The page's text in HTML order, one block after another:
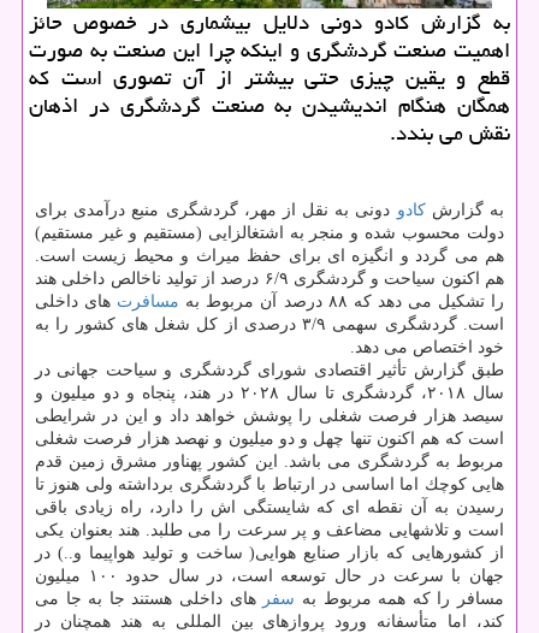
به گزارش كادو دونی دلایل بیشماری در خصوص حائز
اهمیت صنعت گردشگری و اینكه چرا این صنعت به صورت
قطع و یقین چیزی حتی بیشتر از آن تصوری است كه
همگان هنگام اندیشیدن به صنعت گردشگری در اذهان
نقش می بندد.
به گزارشكادو دونی به نقل از مهر، گردشگری منبع درآمدی برای
دولت محسوب شده و منجر به اشتغالزایی (مستقیم و غیر مستقیم)
هم می گردد و انگیزه ای برای حفظ میراث و محیط زیست است.
هم اكنون سیاحت و گردشگری ۶/۹ درصد از تولید ناخالص داخلی هند
را تشكیل می دهد كه ۸۸ درصد آن مربوط به
مسافرت های داخلی
است. گردشگری سهمی ۳/۹ درصدی از كل شغل های كشور را به
خود اختصاص می دهد.
طبق گزارش تأثیر اقتصادی شورای گردشگری و سیاحت جهانی در
سال ۲۰۱۸، گردشگری تا سال ۲۰۲۸ در هند، پنجاه و دو میلیون و
سیصد هزار فرصت شغلی را پوشش خواهد داد و این در شرایطی
است كه هم اكنون تنها چهل و دو میلیون و نهصد هزار فرصت شغلی
مربوط به گردشگری می باشد. این كشور پهناور مشرق زمین قدم
هایی كوچك اما اساسی در ارتباط با گردشگری برداشته ولی هنوز تا
رسیدن به آن نقطه ای كه شایستگی اش را دارد، راه زیادی باقی
است و تلاشهایی مضاعف و پر سرعت را می طلبد. هند بعنوان یكی
از كشورهایی كه بازار صنایع هوایی( ساخت و تولید هواپیما و..) در
جهان با سرعت در حال توسعه است، در سال حدود ۱۰۰ میلیون
مسافر را كه همه مربوط به سفر های داخلی هستند جا به جا می
كند، اما متأسفانه ورود پروازهای بین المللی به هند همچنان در